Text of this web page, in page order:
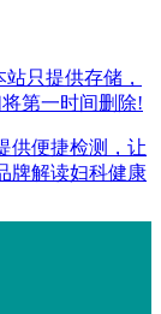
只提供存储，
第一时间删除!
供便捷检测，让
牌解读妇科健康